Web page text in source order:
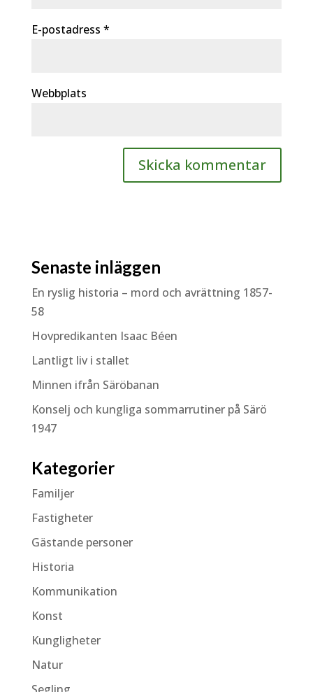
E-postadress *
Webbplats
Senaste inläggen
En ryslig historia – mord och avrättning 1857-
58
Hovpredikanten Isaac Béen
Lantligt liv i stallet
Minnen ifrån Säröbanan
Konselj och kungliga sommarrutiner på Särö
1947
Kategorier
Familjer
Fastigheter
Gästande personer
Historia
Kommunikation
Konst
Kungligheter
Natur